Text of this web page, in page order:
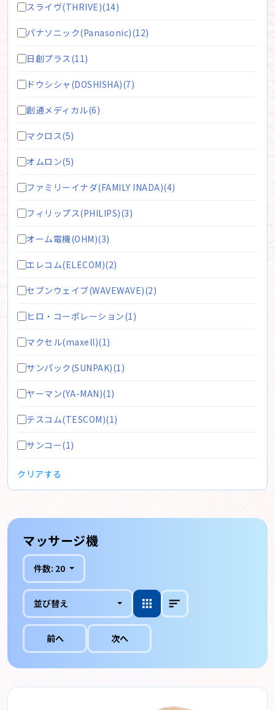
スライヴ(THRIVE)(14)
パナソニック(Panasonic)(12)
日創プラス(11)
ドウシシャ(DOSHISHA)(7)
創通メディカル(6)
マクロス(5)
オムロン(5)
ファミリーイナダ(FAMILY INADA)(4)
フィリップス(PHILIPS)(3)
オーム電機(OHM)(3)
エレコム(ELECOM)(2)
セブンウェイブ(WAVEWAVE)(2)
ヒロ・コーポレーション(1)
マクセル(maxell)(1)
サンパック(SUNPAK)(1)
ヤーマン(YA-MAN)(1)
テスコム(TESCOM)(1)
サンコー(1)
クリアする
マッサージ機
件数: 20
並び替え
前へ 次へ